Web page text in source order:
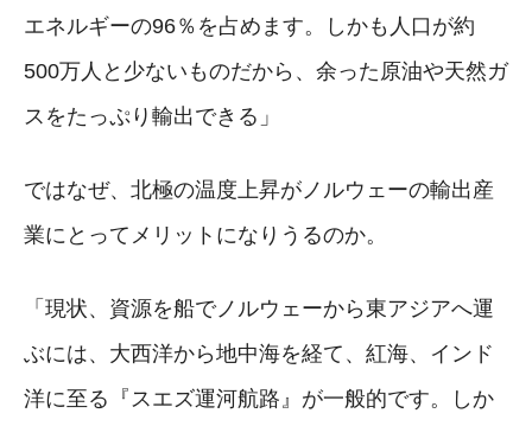
エネルギーの96％を占めます。しかも人口が約
500万人と少ないものだから、余った原油や天然ガ
スをたっぷり輸出できる」
ではなぜ、北極の温度上昇がノルウェーの輸出産
業にとってメリットになりうるのか。
「現状、資源を船でノルウェーから東アジアへ運
ぶには、大西洋から地中海を経て、紅海、インド
洋に至る『スエズ運河航路』が一般的です。しか